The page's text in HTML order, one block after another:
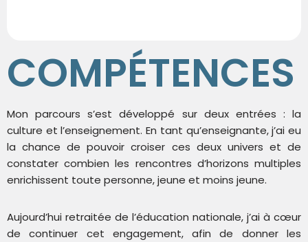
COMPÉTENCES
Mon parcours s’est développé sur deux entrées : la
culture et l’enseignement. En tant qu’enseignante, j’ai eu
la chance de pouvoir croiser ces deux univers et de
constater combien les rencontres d’horizons multiples
enrichissent toute personne, jeune et moins jeune.
Aujourd’hui retraitée de l’éducation nationale, j’ai à cœur
de continuer cet engagement, afin de donner les